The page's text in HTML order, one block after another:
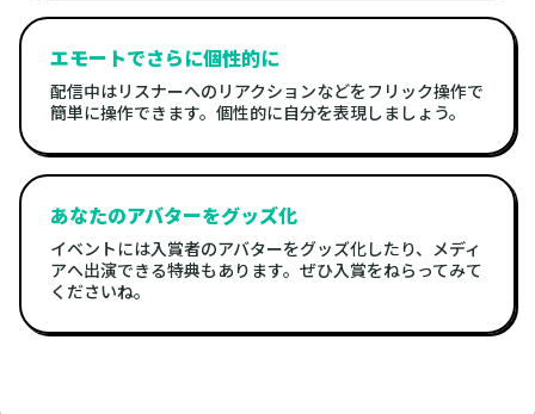
エモートでさらに個性的に
配信中はリスナーへのリアクションなどをフリック操作で
簡単に操作できます。個性的に自分を表現しましょう。
あなたのアバターをグッズ化
イベントには入賞者のアバターをグッズ化したり、メディ
アへ出演できる特典もあります。ぜひ入賞をねらってみて
くださいね。